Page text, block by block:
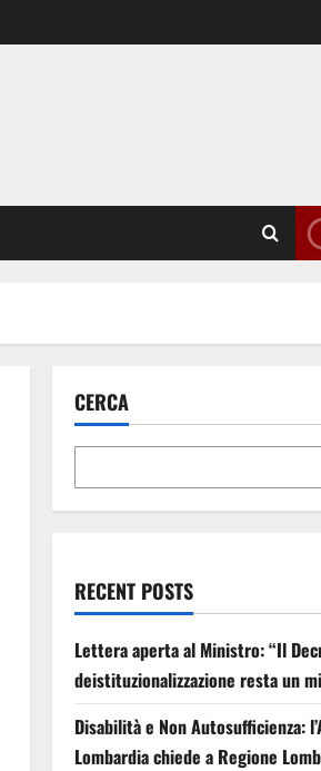
CERCA
RECENT POSTS
Lettera aperta al Ministro: “Il
deistituzionalizzazione resta un
Disabilità e Non Autosufficienza:
Lombardia chiede a Regione